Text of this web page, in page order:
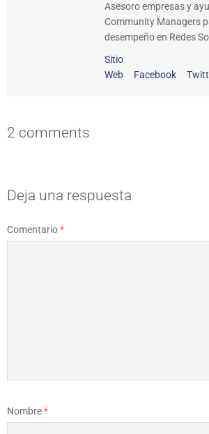
Asesoro empresas y
Community Managers
desempeño en Redes
Sitio
Web
Facebook
2 comments
Deja una respuesta
Comentario*
Nombre*